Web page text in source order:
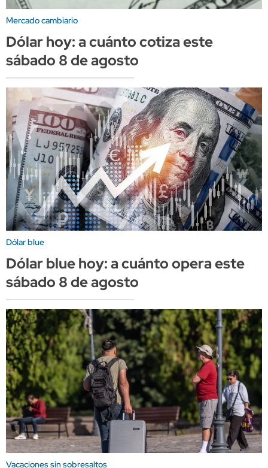
Mercado cambiario
Dólar hoy: a cuánto cotiza este
sábado 8 de agosto
Dólar blue
Dólar blue hoy: a cuánto opera este
sábado 8 de agosto
Vacaciones sin sobresaltos